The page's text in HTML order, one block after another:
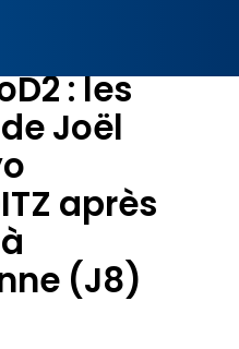
: les
Joël
après
(J8)